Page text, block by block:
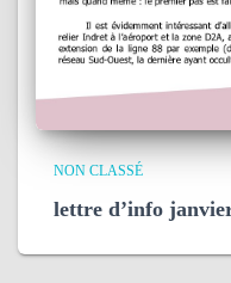
NON CLASSÉ
lettre d’info